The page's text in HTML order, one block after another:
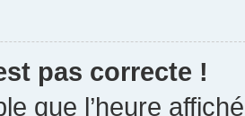
pas correcte !
que l’heure